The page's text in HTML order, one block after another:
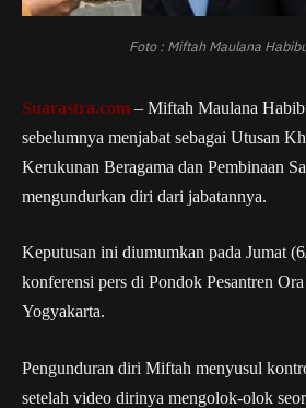
Foto : Miftah Maulana
Suarastra.com – Miftah Maulana
sebelumnya menjabat sebagai Utusan
Kerukunan Beragama dan Pembinaan
mengundurkan diri dari jabatannya.
Keputusan ini diumumkan pada Jumat
konferensi pers di Pondok Pesantren
Yogyakarta.
Pengunduran diri Miftah menyusul
setelah video dirinya mengolok-olok